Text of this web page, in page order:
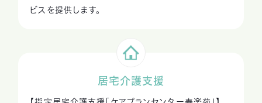
ビスを提供します。
居宅介護支援